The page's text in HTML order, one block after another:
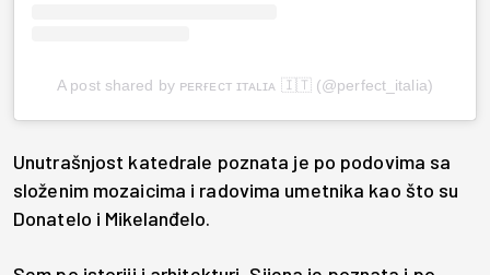
A post shared by ᴘᴇʀғᴇᴄᴛ ɪᴛᴀʟɪᴀ 🇮🇹 (@perfect_italia)
Unutrašnjost katedrale poznata je po podovima sa
složenim mozaicima i radovima umetnika kao što su
Donatelo i Mikelanđelo.